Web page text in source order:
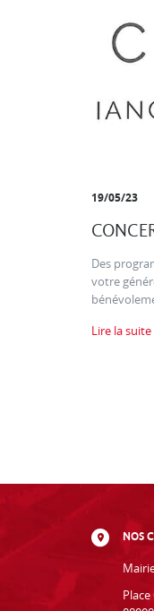
19/05/23
Des
votre
Lire la suite
NOS